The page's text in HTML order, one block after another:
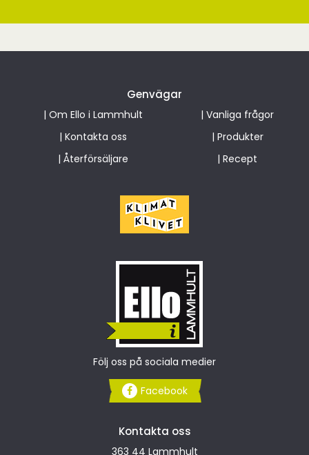
Genvägar
| Om Ello i Lammhult | Vanliga frågor
| Kontakta oss | Produkter
| Återförsäljare | Recept
Följ oss på sociala medier
Facebook
Kontakta oss
363 44 Lammhult